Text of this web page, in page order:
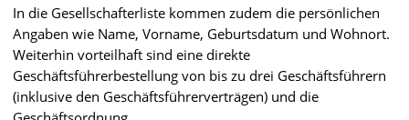
In die Gesellschafterliste kommen zudem die persönlichen
Angaben wie Name, Vorname, Geburtsdatum und Wohnort.
Weiterhin vorteilhaft sind eine direkte
Geschäftsführerbestellung von bis zu drei Geschäftsführern
(inklusive den Geschäftsführerverträgen) und die